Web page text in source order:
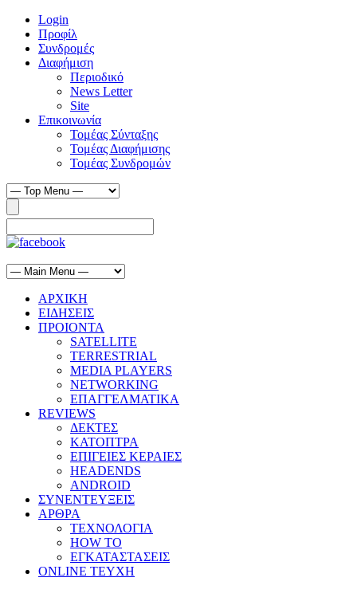
Login
Προφίλ
Συνδρομές
Διαφήμιση
Περιοδικό
News Letter
Site
Επικοινωνία
Τομέας Σύνταξης
Τομέας Διαφήμισης
Τομέας Συνδρομών
ΑΡΧΙΚΗ
ΕΙΔΗΣΕΙΣ
ΠΡΟΙΟΝΤΑ
SATELLITE
TERRESTRIAL
MEDIA PLAYERS
NETWORKING
ΕΠΑΓΓΕΛΜΑΤΙΚΑ
REVIEWS
ΔΕΚΤΕΣ
ΚΑΤΟΠΤΡΑ
ΕΠΙΓΕΙΕΣ ΚΕΡΑΙΕΣ
HEADENDS
ANDROID
ΣΥΝΕΝΤΕΥΞΕΙΣ
ΑΡΘΡΑ
ΤΕΧΝΟΛΟΓΙΑ
HOW TO
ΕΓΚΑΤΑΣΤΑΣΕΙΣ
ONLINE TEYXH